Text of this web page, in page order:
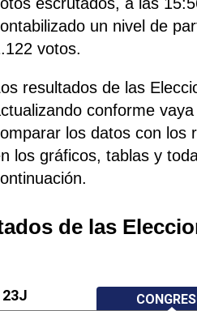
un nivel de
votos.
resultados de las
conforme
los datos con los
los gráficos, tablas y
de las
23J